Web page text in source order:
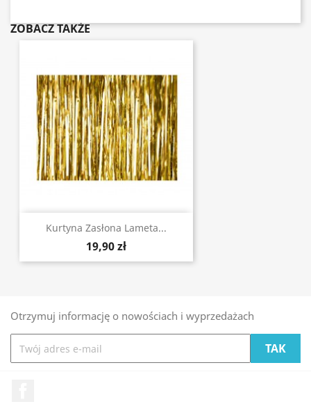
ZOBACZ TAKŻE
Kurtyna Zasłona Lameta...
19,90 zł
Otrzymuj informację o nowościach i wyprzedażach